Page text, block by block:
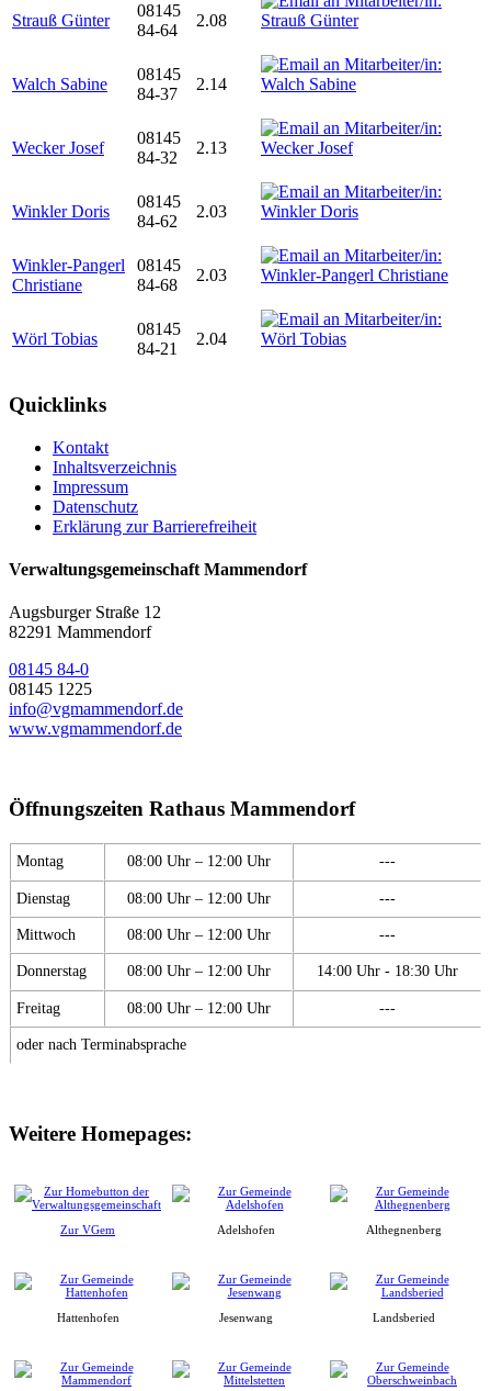
Strauß Günter
08145
84-64
2.08
Walch Sabine
08145
84-37
2.14
Wecker Josef
08145
84-32
2.13
Winkler Doris
08145
84-62
2.03
Winkler-Pangerl
Christiane
08145
84-68
2.03
Wörl Tobias
08145
84-21
2.04
Quicklinks
Kontakt
Inhaltsverzeichnis
Impressum
Datenschutz
Erklärung zur Barrierefreiheit
Verwaltungsgemeinschaft Mammendorf
Augsburger Straße 12
82291 Mammendorf
08145 84-0
08145 1225
info@vgmammendorf.de
www.vgmammendorf.de
Öffnungszeiten Rathaus Mammendorf
Montag 08:00 Uhr – 12:00 Uhr ---
Dienstag 08:00 Uhr – 12:00 Uhr ---
Mittwoch 08:00 Uhr – 12:00 Uhr ---
Donnerstag 08:00 Uhr – 12:00 Uhr 14:00 Uhr - 18:30 Uhr
Freitag 08:00 Uhr – 12:00 Uhr ---
oder nach Terminabsprache
Weitere Homepages:
Zur VGem Adelshofen Althegnenberg
Hattenhofen Jesenwang Landsberied